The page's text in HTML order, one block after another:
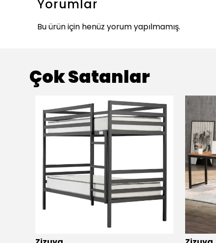
Yorumlar
Bu ürün için henüz yorum yapılmamış.
Çok Satanlar